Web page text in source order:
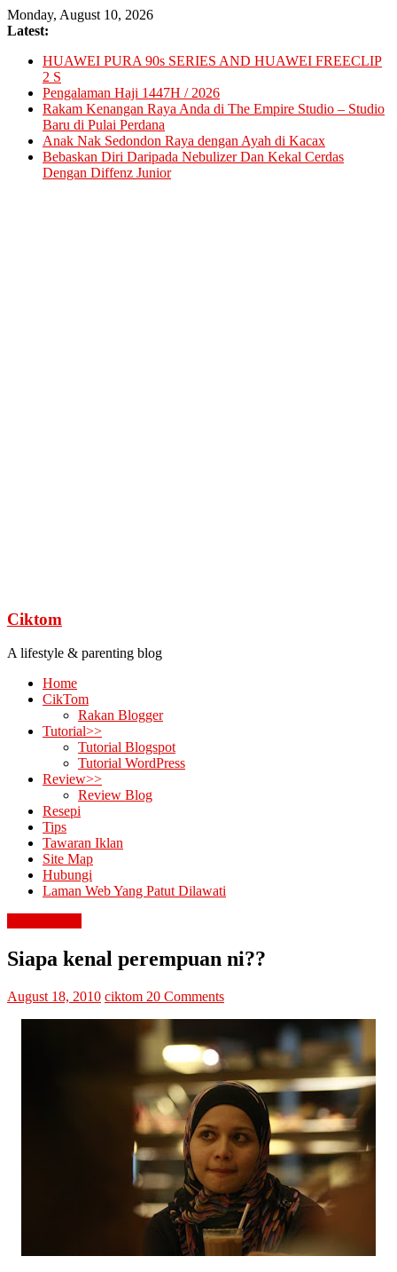
Skip
to
Monday, August 10, 2026
Latest:
HUAWEI PURA 90s SERIES AND HUAWEI FREECLIP
2 S
Pengalaman Haji 1447H / 2026
Rakam Kenangan Raya Anda di The Empire Studio – Studio
Baru di Pulai Perdana
Anak Nak Sedondon Raya dengan Ayah di Kacax
Bebaskan Diri Daripada Nebulizer Dan Kekal Cerdas
Dengan Diffenz Junior
Ciktom
A lifestyle & parenting blog
Home
CikTom
Rakan Blogger
Tutorial>>
Tutorial Blogspot
Tutorial WordPress
Review>>
Review Blog
Resepi
Tips
Tawaran Iklan
Site Map
Hubungi
Laman Web Yang Patut Dilawati
Siapa kenal perempuan ni??
August 18, 2010 ciktom 20 Comments